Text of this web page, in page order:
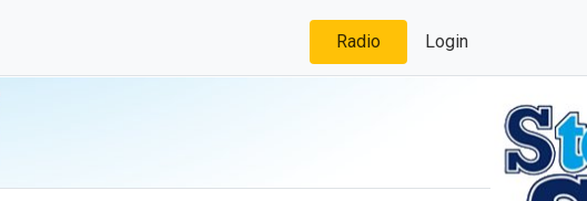
Radio Login